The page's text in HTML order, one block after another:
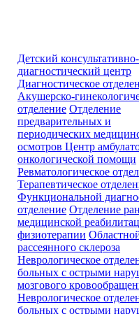
Детский консультативно-
диагностический центр
Диагностическое
Акушерско-
отделение Отделение
предварительных и
периодических
осмотровЦентр
онкологической помощи
Ревматологическое
Терапевтическое
Функциональной
отделение Отделение
медицинской
физиотерапии
рассеянного склероза
Неврологическое
больных с острыми
мозгового
Неврологическое
больных с острыми